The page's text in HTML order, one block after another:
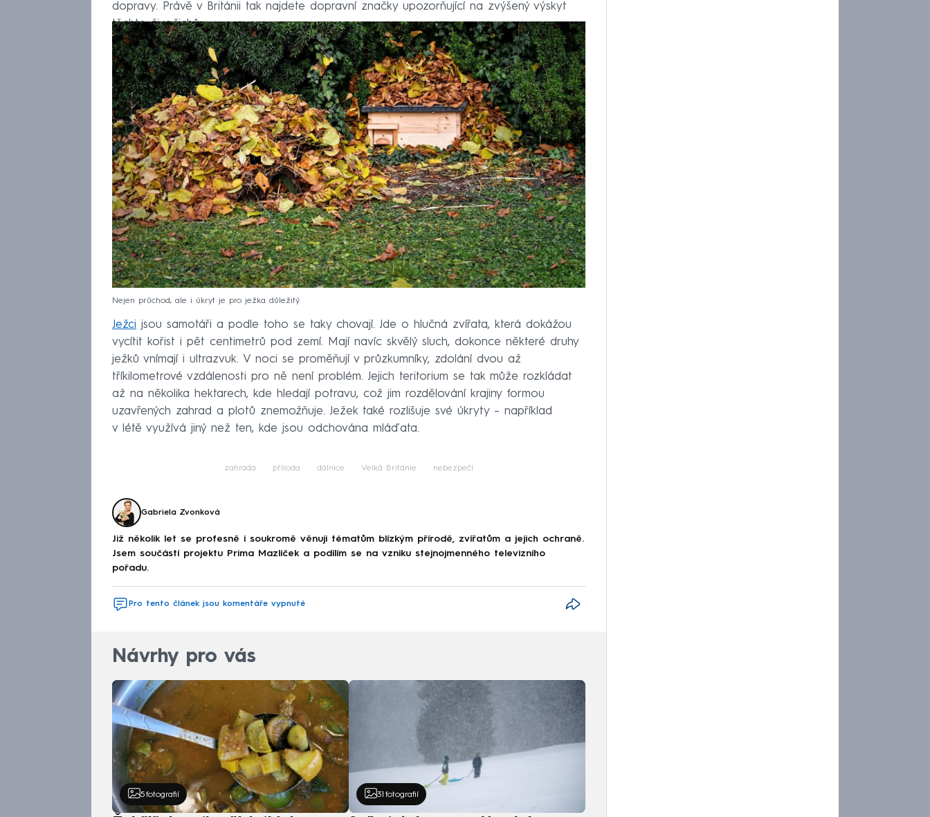
dopravy. Právě v Británii tak najdete dopravní značky upozorňující na zvýšený výskyt
těchto živočichů.
Nejen průchod, ale i úkryt je pro ježka důležitý.
Ježci jsou samotáři a podle toho se taky chovají. Jde o hlučná zvířata, která dokážou
vycítit kořist i pět centimetrů pod zemí. Mají navíc skvělý sluch, dokonce některé druhy
ježků vnímají i ultrazvuk. V noci se proměňují v průzkumníky, zdolání dvou až
tříkilometrové vzdálenosti pro ně není problém. Jejich teritorium se tak může rozkládat
až na několika hektarech, kde hledají potravu, což jim rozdělování krajiny formou
uzavřených zahrad a plotů znemožňuje. Ježek také rozlišuje své úkryty – například
v létě využívá jiný než ten, kde jsou odchována mláďata.
zahrada příroda dálnice Velká Británie nebezpečí
Gabriela Zvonková
Již několik let se profesně i soukromě věnuji tématům blízkým přírodě, zvířatům a jejich ochraně.
Jsem součástí projektu Prima Mazlíček a podílím se na vzniku stejnojmenného televizního
pořadu.
Pro tento článek jsou komentáře vypnuté
Návrhy pro vás
5 fotografií 31 fotografií